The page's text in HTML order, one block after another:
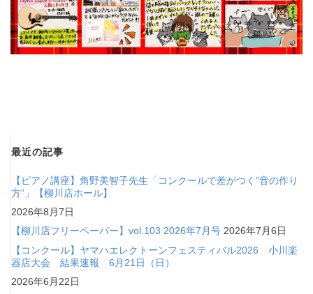
最近の記事
【ピアノ講座】角野美智子先生「コンクールで差がつく”音の作り
方”」【柳川店ホール】
2026年8月7日
【柳川店フリーペーパー】vol.103 2026年7月号 2026年7月6日
【コンクール】ヤマハエレクトーンフェスティバル2026 小川楽
器店大会 結果速報 6月21日（日）
2026年6月22日